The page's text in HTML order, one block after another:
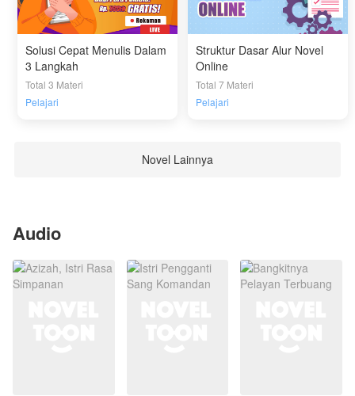
Solusi Cepat Menulis Dalam
3 Langkah
Total 3 Materi
Pelajari
Struktur Dasar Alur Novel
Online
Total 7 Materi
Pelajari
Novel Lainnya
Audio